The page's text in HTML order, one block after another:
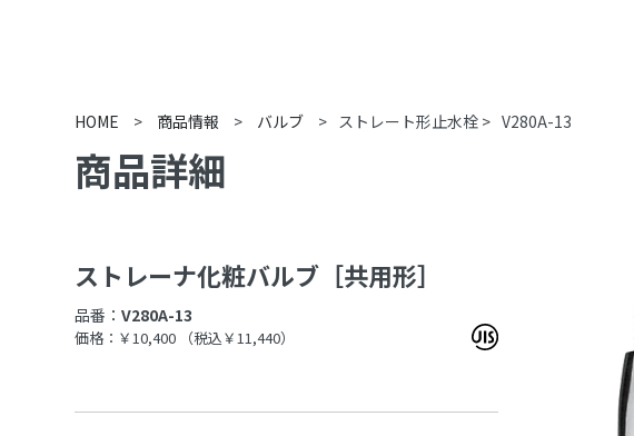
HOME > 商品情報 > バルブ > ストレート形止水栓 > V280A-13
商品詳細
ストレーナ化粧バルブ［共用形］
品番：V280A-13
価格：￥10,400 （税込￥11,440）